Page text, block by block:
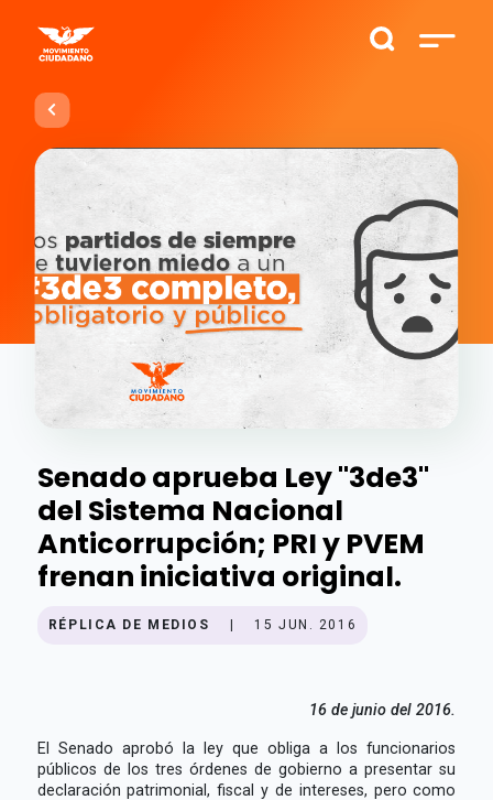
Senado aprueba Ley "3de3"
del Sistema Nacional
Anticorrupción; PRI y PVEM
frenan iniciativa original.
RÉPLICA DE MEDIOS 15 JUN. 2016
16 de junio del 2016.
El Senado aprobó la ley que obliga a los funcionarios
públicos de los tres órdenes de gobierno a presentar su
declaración patrimonial, fiscal y de intereses, pero como